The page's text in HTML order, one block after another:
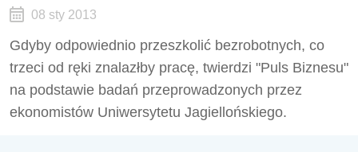
08 sty 2013
Gdyby odpowiednio przeszkolić bezrobotnych, co
trzeci od ręki znalazłby pracę, twierdzi "Puls Biznesu"
na podstawie badań przeprowadzonych przez
ekonomistów Uniwersytetu Jagiellońskiego.